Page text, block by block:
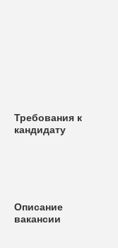
Требования к
кандидату
Описание
вакансии